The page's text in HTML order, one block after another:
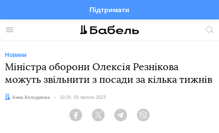
Меню
Підтримати
FacebookTelegramTwitter
Новини
Міністра оборони Олексія Резнікова
можуть звільнити з посади за кілька тижнів
Автор:
Анна Холоднова Дата:
10:20, 05 лютого 2023
Facebook Twitter Telegram